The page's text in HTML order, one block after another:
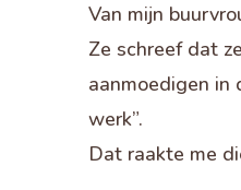
Van mijn
Ze schreef dat
aanmoedigen in
werk”.
Dat raakte me